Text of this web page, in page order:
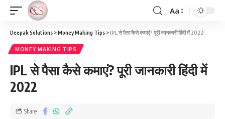
Aa
Deepak Solutions >Money Making Tips >IPL से पैसा कैसे कमाएं? पूरी जानकारी हिंदी में 2022
MONEY MAKING TIPS
IPL से पैसा कैसे कमाएं? पूरी जानकारी हिंदी में
2022
Share